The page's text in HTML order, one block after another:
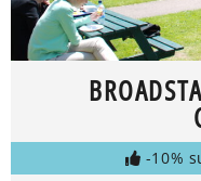
-10%